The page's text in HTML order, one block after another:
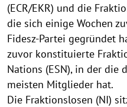
(ECR/EKR) und die
die sich einige Wochen
Fidesz-Partei gegründet
zuvor konstituierte
Nations (ESN), in der die
meisten Mitglieder hat.
Die Fraktionslosen (NI)